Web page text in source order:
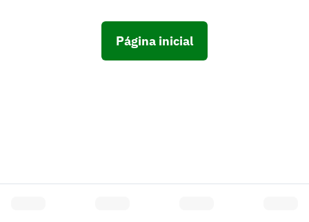
Página inicial